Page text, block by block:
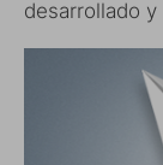
desarrollado